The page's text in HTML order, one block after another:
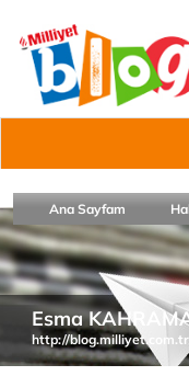
Ana Sayfam
Esma
http://